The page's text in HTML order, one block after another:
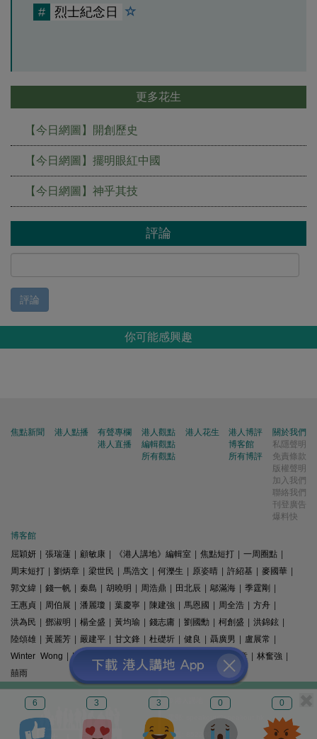
# 烈士紀念日
6 3 3 0 0
更多花生
【今日網圖】開創歷史
【今日網圖】擺明眼紅中國
【今日網圖】神乎其技
評論
評論
你可能感興趣
焦點新聞 港人點播
有聲專欄
港人直播
港人觀點
編輯觀點
所有觀點
港人花生
港人博評
博客館
所有博評
關於我們
私隱聲明
免責條款
版權聲明
加入我們
聯絡我們
刊登廣告
爆料快
博客館
屈穎妍
張瑞蓮 顧敏康 《港人講地》編輯室 焦點短打 一周圈點
周末短打
劉炳章 梁世民 馬浩文 何濼生 原姿晴 許紹基 麥國華
郭文緯
錢一帆 秦島 胡曉明 周浩鼎 田北辰 鄔滿海 季霆剛
王惠貞
周伯展 潘麗瓊 葉慶寧 陳建強 馬恩國 周全浩 方舟
洪為民
鄧淑明 楊全盛 黃均瑜 錢志庸 劉國勳 柯創盛 洪錦鉉
陸頌雄
黃麗芳 嚴建平 甘文鋒 杜礎圻 健良 聶廣男 盧展常
Winter Wong
K2 梁文新 羅崑 姚銘 精選文章 林奮強
囍雨
© 港人講地
電郵: speakout@speakout.hk
傳真: 85228041301